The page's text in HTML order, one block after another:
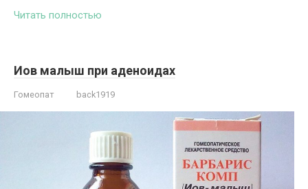
Читать полностью
Иов малыш при аденоидах
Гомеопат back1919